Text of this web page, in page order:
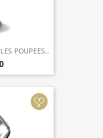
POUPEES...